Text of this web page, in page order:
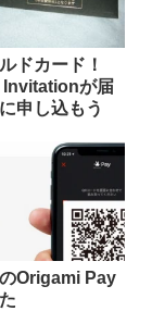
ドカード！
Invitationが届
申し込もう
Origami Pay